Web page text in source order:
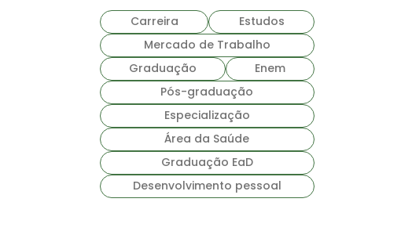
Carreira
Estudos
Mercado de Trabalho
Graduação
Enem
Pós-graduação
Especialização
Área da Saúde
Graduação EaD
Desenvolvimento pessoal